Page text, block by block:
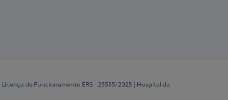
| Licença de Funcionamento ERS - 25535/2025
| Hospital da